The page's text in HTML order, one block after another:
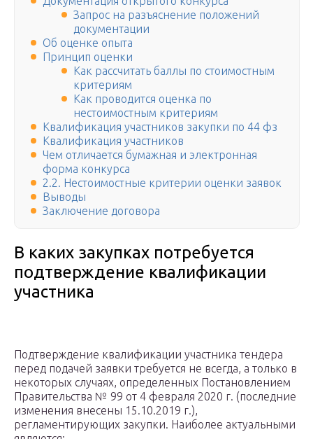
Запрос на разъяснение положений
документации
Об оценке опыта
Принцип оценки
Как рассчитать баллы по стоимостным
критериям
Как проводится оценка по
нестоимостным критериям
Квалификация участников закупки по 44 фз
Квалификация участников
Чем отличается бумажная и электронная
форма конкурса
2.2. Нестоимостные критерии оценки заявок
Выводы
Заключение договора
В каких закупках потребуется
подтверждение квалификации
участника
Подтверждение квалификации участника тендера
перед подачей заявки требуется не всегда, а только в
некоторых случаях, определенных Постановлением
Правительства № 99 от 4 февраля 2020 г. (последние
изменения внесены 15.10.2019 г.),
регламентирующих закупки. Наиболее актуальными